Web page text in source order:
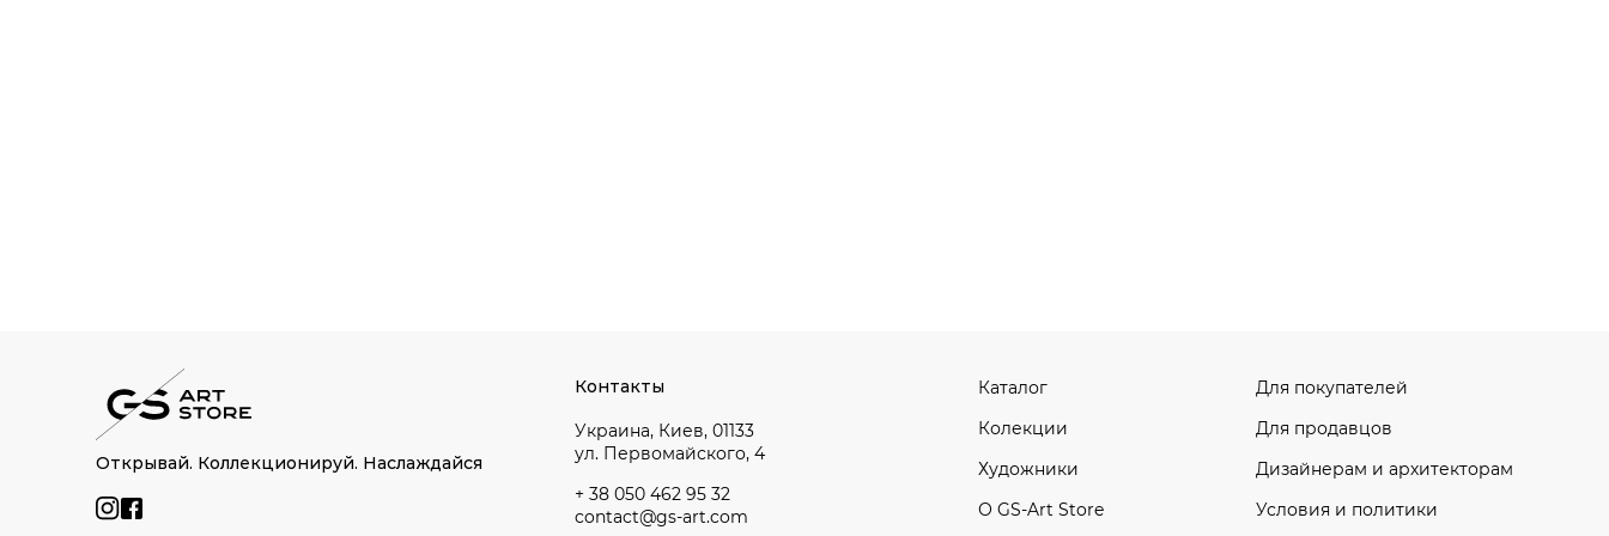
Открывай. Коллекционируй. Наслаждайся
Контакты
Украина, Киев, 01133
ул. Первомайского, 4
+ 38 050 462 95 32
contact@gs-art.com
Каталог
Колекции
Художники
О GS-Art Store
Для покупателей
Для продавцов
Дизайнерам и архитекторам
Условия и политики